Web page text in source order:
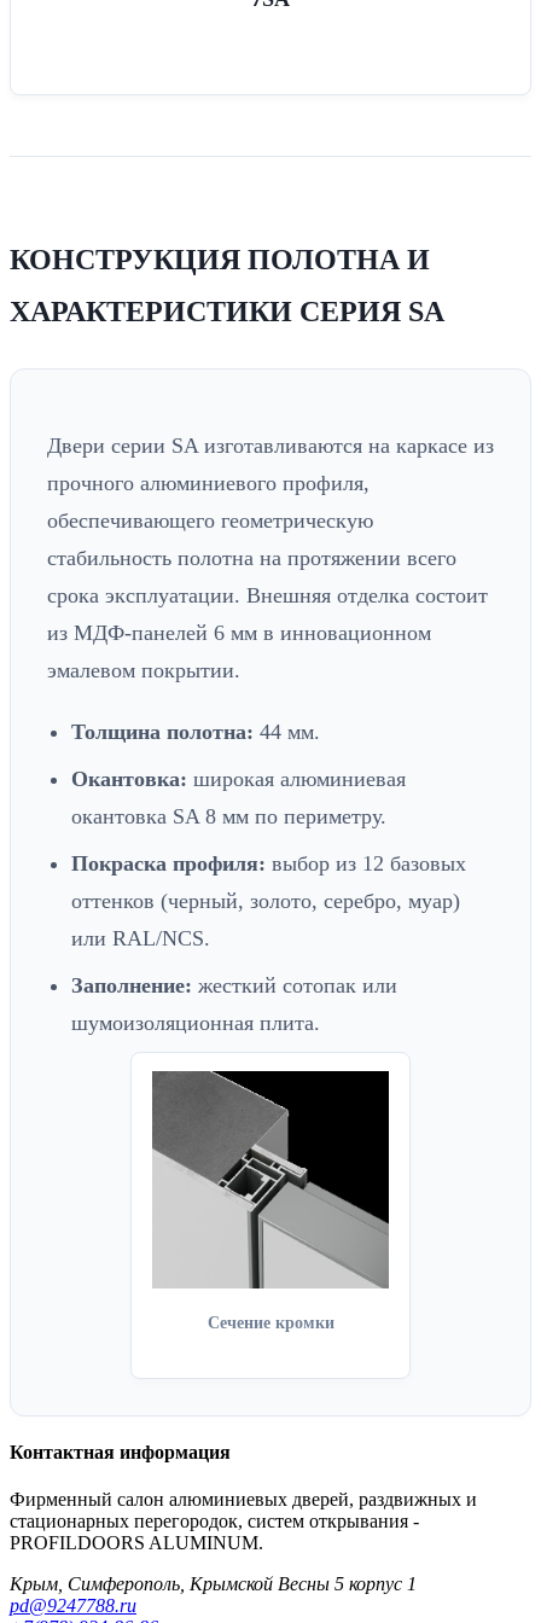
КОНСТРУКЦИЯ ПОЛОТНА И
ХАРАКТЕРИСТИКИ СЕРИЯ SA
Двери серии SA изготавливаются на каркасе из
прочного алюминиевого профиля,
обеспечивающего геометрическую
стабильность полотна на протяжении всего
срока эксплуатации. Внешняя отделка состоит
из МДФ-панелей 6 мм в инновационном
эмалевом покрытии.
Толщина полотна: 44 мм.
Окантовка: широкая алюминиевая
окантовка SA 8 мм по периметру.
Покраска профиля: выбор из 12 базовых
оттенков (черный, золото, серебро, муар)
или RAL/NCS.
Заполнение: жесткий сотопак или
шумоизоляционная плита.
Сечение кромки
Контактная информация
Фирменный салон алюминиевых дверей, раздвижных и
стационарных перегородок, систем открывания -
PROFILDOORS ALUMINUM.
Крым, Симферополь, Крымской Весны 5 корпус 1
pd@9247788.ru